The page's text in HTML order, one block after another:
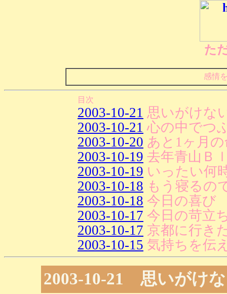
た
感情
目次
2003-10-21 思いがけな
2003-10-21 心の中でつ
2003-10-20 あと1ヶ月
2003-10-19 去年青山Ｂ
2003-10-19 いったい何
2003-10-18 もう寝るの
2003-10-18 今日の喜び
2003-10-17 今日の苛立
2003-10-17 京都に行き
2003-10-15 気持ちを伝
2003-10-21 思いがけ